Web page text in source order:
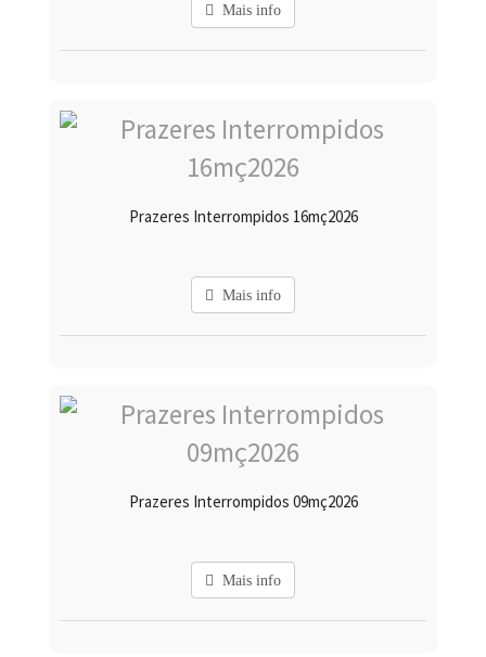
Mais info
Prazeres Interrompidos 16mç2026
Mais info
Prazeres Interrompidos 09mç2026
Mais info